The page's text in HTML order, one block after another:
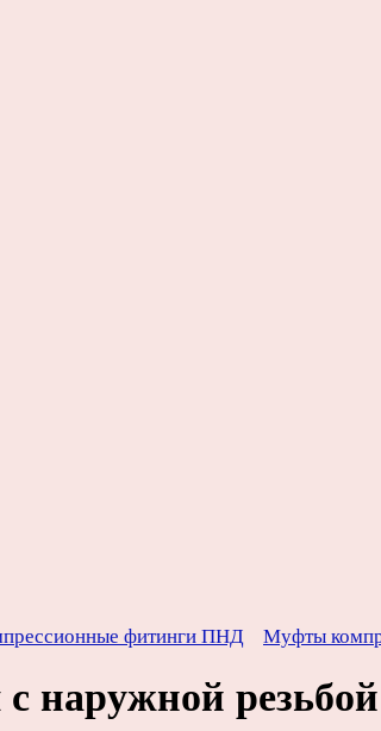
фитинги ПНД Муфты
наружной